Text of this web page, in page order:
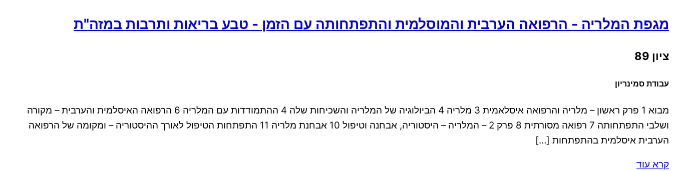
מגפת המלריה - הרפואה הערבית והמוסלמית והתפתחותה עם הזמן - טבע בריאות ותרבות במזה"ת
ציון 89
עבודת סמינריון
מבוא 1 פרק ראשון – מלריה והרפואה איסלאמית 3 מלריה 4 הביולוגיה של המלריה והשכיחות שלה 4 ההתמודדות עם המלריה 6 הרפואה האיסלמית והערבית – מקורה
ושלבי התפתחותה 7 רפואה מסורתית 8 פרק 2 – המלריה – היסטוריה, אבחנה וטיפול 10 אבחנת מלריה 11 התפתחות הטיפול לאורך ההיסטוריה – ומקומה של הרפואה
הערבית איסלמית בהתפתחות […]
קרא עוד